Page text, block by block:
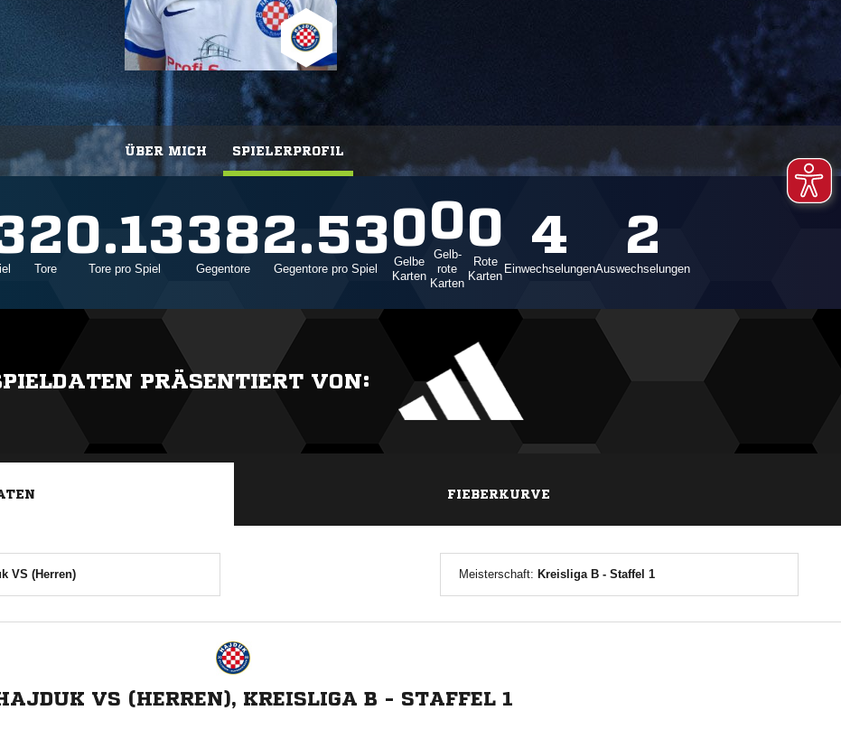
ÜBER MICH SPIELERPROFIL
2
Tore
0.13
Tore pro Spiel
38
Gegentore
2.53
Gegentore pro Spiel
0
Gelbe
Karten
0
Gelb-
rote
Karten
0
Rote
Karten
4
Einwechselungen
2
Auswechselungen
PRÄSENTIERT VON:
FIEBERKURVE
VS (Herren) Meisterschaft: Kreisliga B - Staffel 1
VS (HERREN), KREISLIGA B - STAFFEL 1